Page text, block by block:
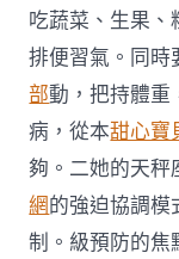
吃蔬菜、生果
排便習氣。同時
部動，把持體重
病，從本甜心寶
夠。二她的天
網的強迫協調模
制。級預防的焦